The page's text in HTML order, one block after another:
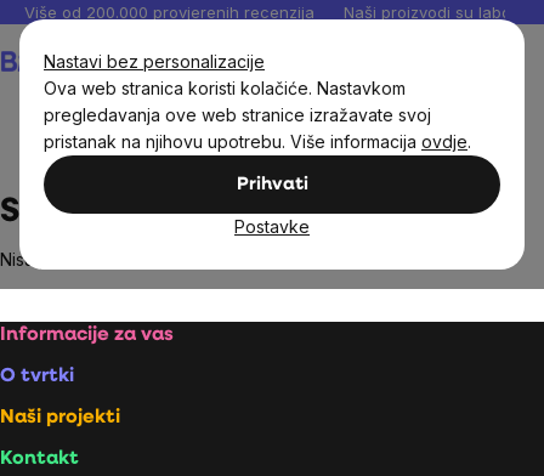
Nastavi bez personalizacije
Ova web stranica koristi kolačiće. Nastavkom
pregledavanja ove web stranice izražavate svoj
pristanak na njihovu upotrebu. Više informacija ovdje.
Prihvati
Postavke
Preskoči
sadržaj
Više od 200.000 provjerenih recenzija Naši proizvodi su
San Marzano
San Marzano
Nisu pronađeni proizvodi marke
Footer
Informacije za vas
O tvrtki
Naši projekti
Kontakt